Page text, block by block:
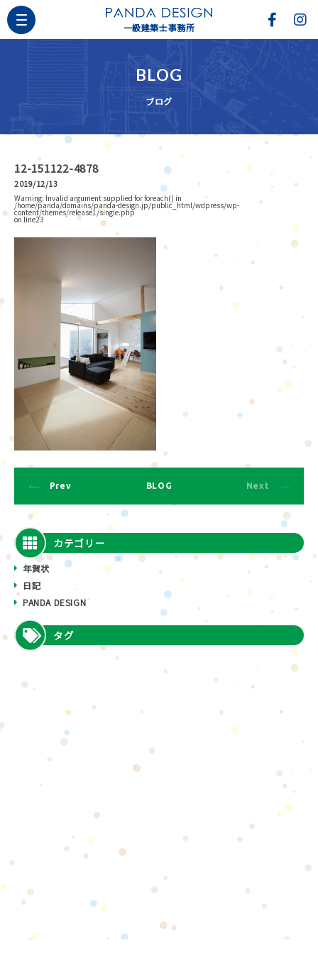
一級建築士事務所
BLOG
ブログ
12-151122-4878
2019/12/13
Warning: Invalid argument supplied for foreach() in
/home/panda/domains/panda-design.jp/public_html/wdpress/wp-
content/themes/release1/single.php
on line23
Prev BLOG Next
カテゴリー
年賀状
日記
PANDA DESIGN
タグ